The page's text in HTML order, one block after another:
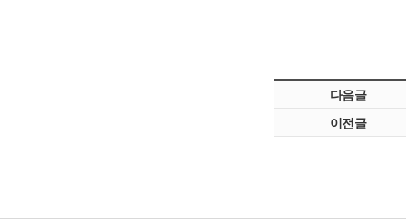
다음글
이전글